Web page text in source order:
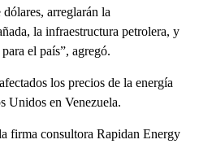
arreglarán la
la infraestructura petrolera, y
el país”, agregó.
los precios de la energía
Unidos en Venezuela.
firma consultora Rapidan Energy